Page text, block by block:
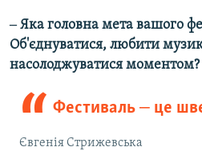
‒ Яка головна мета вашого
Об'єднуватися, любити
насолоджуватися моментом?
Фестиваль ‒ це
Євгенія Стрижевська